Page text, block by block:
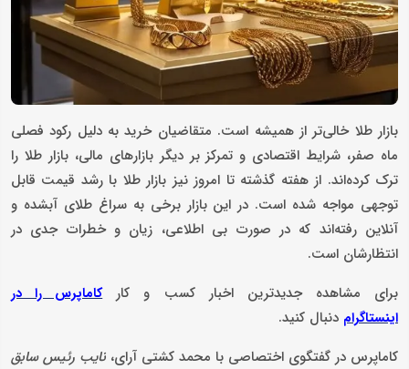
بازار طلا خالی‌تر از همیشه است. متقاضیان خرید به دلیل رکود فصلی
ماه صفر، شرایط اقتصادی و تمرکز بر دیگر بازار‌های مالی، بازار طلا را
ترک کرده‌اند. از هفته گذشته تا امروز نیز بازار طلا با رشد قیمت قابل
توجهی مواجه شده است. در این بازار برخی به سراغ طلای آبشده و
آنلاین رفته‌اند که در صورت بی اطلاعی، زیان و خطرات جدی در
انتظارشان است.
برای مشاهده جدیدترین اخبار کسب و کارکاماپرس را در
اینستاگرام دنبال کنید.
کاماپرس در گفتگوی اختصاصی با محمد کشتی آرای، نایب رئیس سابق